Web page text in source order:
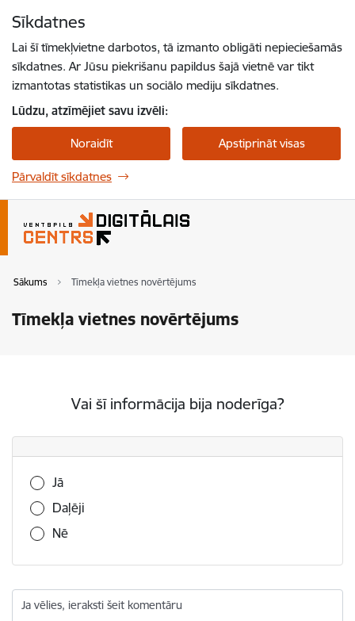
Sīkdatnes
Lai šī tīmekļvietne darbotos, tā izmanto obligāti nepieciešamās
sīkdatnes. Ar Jūsu piekrišanu papildus šajā vietnē var tikt
izmantotas statistikas un sociālo mediju sīkdatnes.
Lūdzu, atzīmējiet savu izvēli:
Noraidīt Apstiprināt visas
Pārvaldīt sīkdatnes
Sākums Tīmekļa vietnes novērtējums
Tīmekļa vietnes novērtējums
Vai šī informācija bija noderīga?
Vai šī informācija bija noderīga?
Jā
Daļēji
Nē
Ja vēlies, ieraksti šeit komentāru